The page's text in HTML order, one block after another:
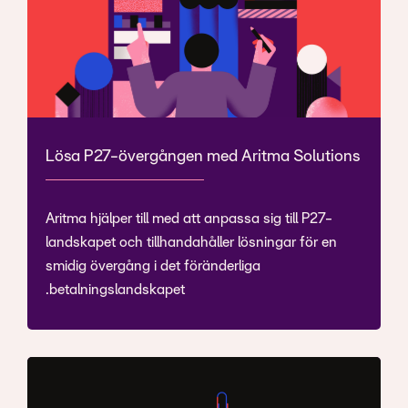
Lösa P27-övergången med Aritma Solutions
Aritma hjälper till med att anpassa sig till P27-
landskapet och tillhandahåller lösningar för en
smidig övergång i det föränderliga
betalningslandskapet.